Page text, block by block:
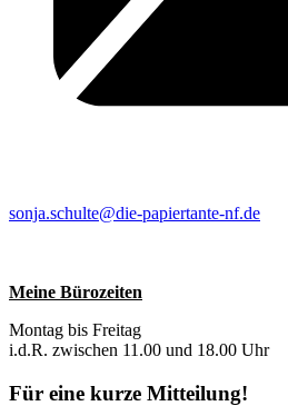
sonja.schulte@die-papiertante-nf.de
Meine Bürozeiten
Montag bis Freitag
i.d.R. zwischen 11.00 und 18.00 Uhr
Für eine kurze Mitteilung!